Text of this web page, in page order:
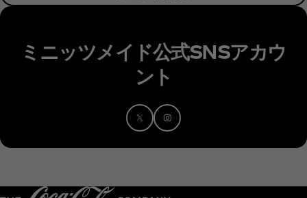
ミニッツメイド公式SNSアカウ
ント